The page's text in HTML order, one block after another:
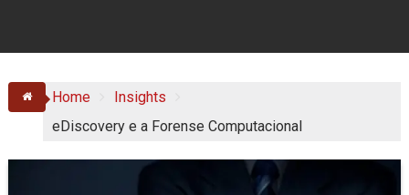
Home
Insights
eDiscovery e a Forense Computacional